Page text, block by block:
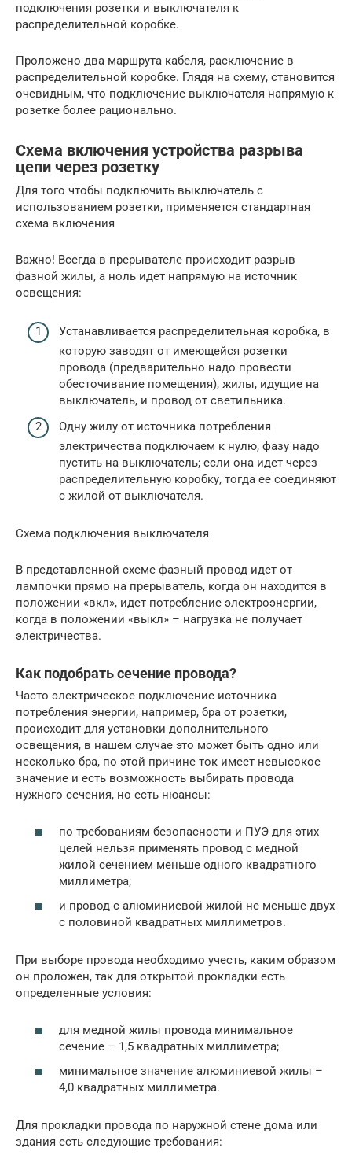
подключения розетки и выключателя к
распределительной коробке.
Проложено два маршрута кабеля, расключение в
распределительной коробке. Глядя на схему, становится
очевидным, что подключение выключателя напрямую к
розетке более рационально.
Схема включения устройства разрыва
цепи через розетку
Для того чтобы подключить выключатель с
использованием розетки, применяется стандартная
схема включения
Важно! Всегда в прерывателе происходит разрыв
фазной жилы, а ноль идет напрямую на источник
освещения:
Устанавливается распределительная коробка, в
которую заводят от имеющейся розетки
провода (предварительно надо провести
обесточивание помещения), жилы, идущие на
выключатель, и провод от светильника.
Одну жилу от источника потребления
электричества подключаем к нулю, фазу надо
пустить на выключатель; если она идет через
распределительную коробку, тогда ее соединяют
с жилой от выключателя.
Схема подключения выключателя
В представленной схеме фазный провод идет от
лампочки прямо на прерыватель, когда он находится в
положении «вкл», идет потребление электроэнергии,
когда в положении «выкл» – нагрузка не получает
электричества.
Как подобрать сечение провода?
Часто электрическое подключение источника
потребления энергии, например, бра от розетки,
происходит для установки дополнительного
освещения, в нашем случае это может быть одно или
несколько бра, по этой причине ток имеет невысокое
значение и есть возможность выбирать провода
нужного сечения, но есть нюансы:
по требованиям безопасности и ПУЭ для этих
целей нельзя применять провод с медной
жилой сечением меньше одного квадратного
миллиметра;
и провод с алюминиевой жилой не меньше двух
с половиной квадратных миллиметров.
При выборе провода необходимо учесть, каким образом
он проложен, так для открытой прокладки есть
определенные условия:
для медной жилы провода минимальное
сечение – 1,5 квадратных миллиметра;
минимальное значение алюминиевой жилы –
4,0 квадратных миллиметра.
Для прокладки провода по наружной стене дома или
здания есть следующие требования: